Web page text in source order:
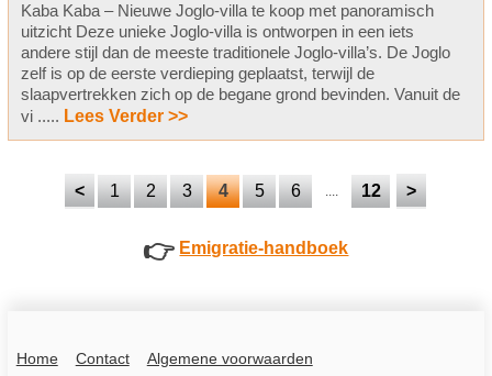
Kaba Kaba – Nieuwe Joglo-villa te koop met panoramisch
uitzicht Deze unieke Joglo-villa is ontworpen in een iets
andere stijl dan de meeste traditionele Joglo-villa’s. De Joglo
zelf is op de eerste verdieping geplaatst, terwijl de
slaapvertrekken zich op de begane grond bevinden. Vanuit de
vi ..... Lees Verder >>
< 1 2 3 4 5 6 .... 12 >
👉 Emigratie-handboek
Home Contact Algemene voorwaarden